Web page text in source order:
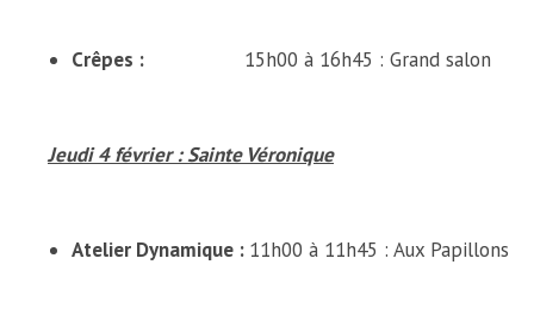
Crêpes : 15h00 à 16h45 : Grand salon
Jeudi 4 février : Sainte Véronique
Atelier Dynamique : 11h00 à 11h45 : Aux Papillons